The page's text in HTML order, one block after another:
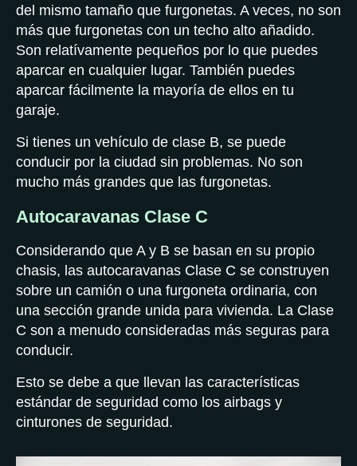
del mismo tamaño que furgonetas. A veces, no son
más que furgonetas con un techo alto añadido.
Son relatívamente pequeños por lo que puedes
aparcar en cualquier lugar. También puedes
aparcar fácilmente la mayoría de ellos en tu
garaje.
Si tienes un vehículo de clase B, se puede
conducir por la ciudad sin problemas. No son
mucho más grandes que las furgonetas.
Autocaravanas Clase C
Considerando que A y B se basan en su propio
chasis, las autocaravanas Clase C se construyen
sobre un camión o una furgoneta ordinaria, con
una sección grande unida para vivienda. La Clase
C son a menudo consideradas más seguras para
conducir.
Esto se debe a que llevan las características
estándar de seguridad como los airbags y
cinturones de seguridad.